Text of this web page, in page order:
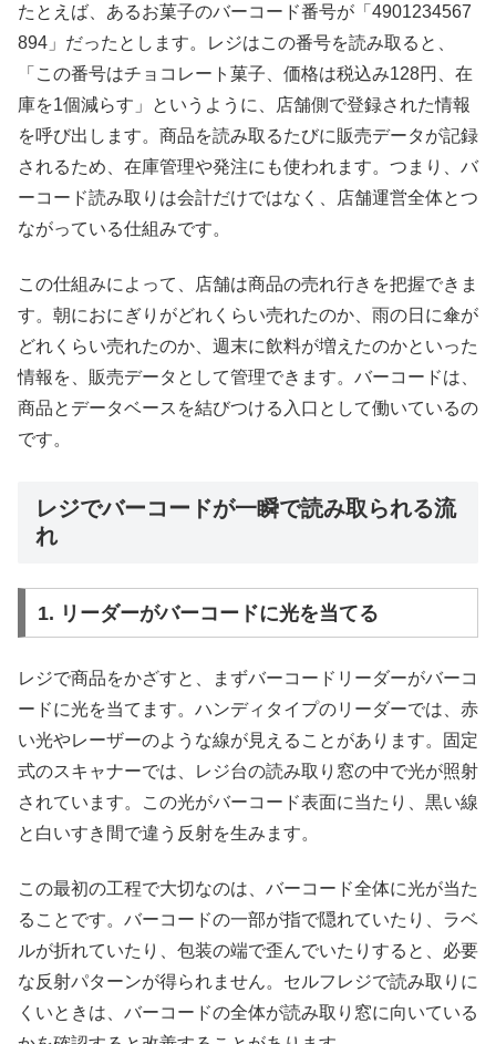
たとえば、あるお菓子のバーコード番号が「4901234567
894」だったとします。レジはこの番号を読み取ると、
「この番号はチョコレート菓子、価格は税込み128円、在
庫を1個減らす」というように、店舗側で登録された情報
を呼び出します。商品を読み取るたびに販売データが記録
されるため、在庫管理や発注にも使われます。つまり、バ
ーコード読み取りは会計だけではなく、店舗運営全体とつ
ながっている仕組みです。
この仕組みによって、店舗は商品の売れ行きを把握できま
す。朝におにぎりがどれくらい売れたのか、雨の日に傘が
どれくらい売れたのか、週末に飲料が増えたのかといった
情報を、販売データとして管理できます。バーコードは、
商品とデータベースを結びつける入口として働いているの
です。
レジでバーコードが一瞬で読み取られる流
れ
1. リーダーがバーコードに光を当てる
レジで商品をかざすと、まずバーコードリーダーがバーコ
ードに光を当てます。ハンディタイプのリーダーでは、赤
い光やレーザーのような線が見えることがあります。固定
式のスキャナーでは、レジ台の読み取り窓の中で光が照射
されています。この光がバーコード表面に当たり、黒い線
と白いすき間で違う反射を生みます。
この最初の工程で大切なのは、バーコード全体に光が当た
ることです。バーコードの一部が指で隠れていたり、ラベ
ルが折れていたり、包装の端で歪んでいたりすると、必要
な反射パターンが得られません。セルフレジで読み取りに
くいときは、バーコードの全体が読み取り窓に向いている